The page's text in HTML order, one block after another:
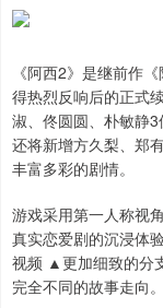
《阿西2》是继前作
得热烈反响后的正式
淑、佟圆圆、朴敏静
还将新增方久梨、郑
丰富多彩的剧情。
游戏采用第一人称视
真实恋爱剧的沉浸体
视频 ▲更加细致的分
完全不同的故事走向。